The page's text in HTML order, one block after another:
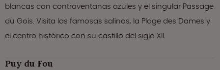
blancas con contraventanas azules y el singular Passage
du Gois. Visita las famosas salinas, la Plage des Dames y
el centro histórico con su castillo del siglo XII.
Puy du Fou